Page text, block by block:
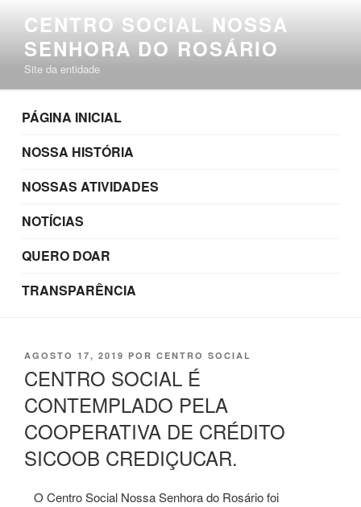
conteúdo
CENTRO SOCIAL NOSSA
SENHORA DO ROSÁRIO
Site da entidade
PÁGINA INICIAL
NOSSA HISTÓRIA
NOSSAS ATIVIDADES
NOTÍCIAS
QUERO DOAR
TRANSPARÊNCIA
PUBLICADO
AGOSTO 17, 2019 POR CENTRO SOCIAL
CENTRO SOCIAL É
CONTEMPLADO PELA
COOPERATIVA DE CRÉDITO
SICOOB CREDIÇUCAR.
O Centro Social Nossa Senhora do Rosário foi